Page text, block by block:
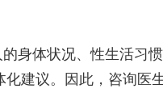
身体状况、性生活习
建议。因此，咨询医